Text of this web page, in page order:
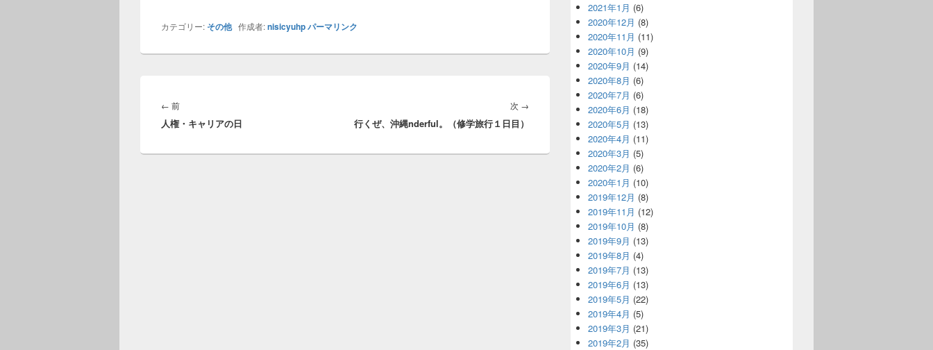
カテゴリー: その他作成者:nisicyuhpパーマリンク
稿
ナ
ゲ
← 前前
の
人権・キャリアの日
次 →
行くぜ、沖縄nderful。（修学旅行１日目）
2021年1月 (6)
2020年12月 (8)
2020年11月 (11)
2020年10月 (9)
2020年9月 (14)
2020年8月 (6)
2020年7月 (6)
2020年6月 (18)
2020年5月 (13)
2020年4月 (11)
2020年3月 (5)
2020年2月 (6)
2020年1月 (10)
2019年12月 (8)
2019年11月 (12)
2019年10月 (8)
2019年9月 (13)
2019年8月 (4)
2019年7月 (13)
2019年6月 (13)
2019年5月 (22)
2019年4月 (5)
2019年3月 (21)
2019年2月 (35)